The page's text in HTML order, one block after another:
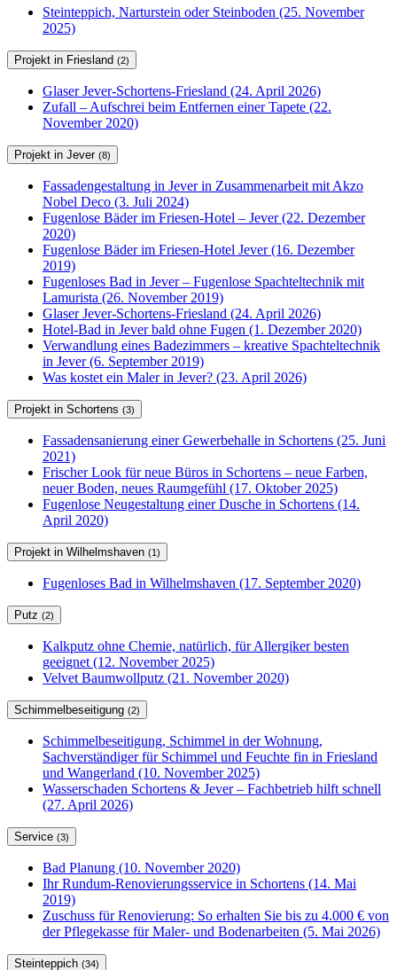
Steinteppich, Narturstein oder Steinboden (25. November
2025)
Projekt in Friesland (2)
Glaser Jever-Schortens-Friesland (24. April 2026)
Zufall – Aufschrei beim Entfernen einer Tapete (22.
November 2020)
Projekt in Jever (8)
Fassadengestaltung in Jever in Zusammenarbeit mit Akzo
Nobel Deco (3. Juli 2024)
Fugenlose Bäder im Friesen-Hotel – Jever (22. Dezember
2020)
Fugenlose Bäder im Friesen-Hotel Jever (16. Dezember
2019)
Fugenloses Bad in Jever – Fugenlose Spachteltechnik mit
Lamurista (26. November 2019)
Glaser Jever-Schortens-Friesland (24. April 2026)
Hotel-Bad in Jever bald ohne Fugen (1. Dezember 2020)
Verwandlung eines Badezimmers – kreative Spachteltechnik
in Jever (6. September 2019)
Was kostet ein Maler in Jever? (23. April 2026)
Projekt in Schortens (3)
Fassadensanierung einer Gewerbehalle in Schortens (25. Juni
2021)
Frischer Look für neue Büros in Schortens – neue Farben,
neuer Boden, neues Raumgefühl (17. Oktober 2025)
Fugenlose Neugestaltung einer Dusche in Schortens (14.
April 2020)
Projekt in Wilhelmshaven (1)
Fugenloses Bad in Wilhelmshaven (17. September 2020)
Putz (2)
Kalkputz ohne Chemie, natürlich, für Allergiker besten
geeignet (12. November 2025)
Velvet Baumwollputz (21. November 2020)
Schimmelbeseitigung (2)
Schimmelbeseitigung, Schimmel in der Wohnung,
Sachverständiger für Schimmel und Feuchte fin in Friesland
und Wangerland (10. November 2025)
Wasserschaden Schortens & Jever – Fachbetrieb hilft schnell
(27. April 2026)
Service (3)
Bad Planung (10. November 2020)
Ihr Rundum-Renovierungsservice in Schortens (14. Mai
2019)
Zuschuss für Renovierung: So erhalten Sie bis zu 4.000 € von
der Pflegekasse für Maler- und Bodenarbeiten (5. Mai 2026)
Steinteppich (34)